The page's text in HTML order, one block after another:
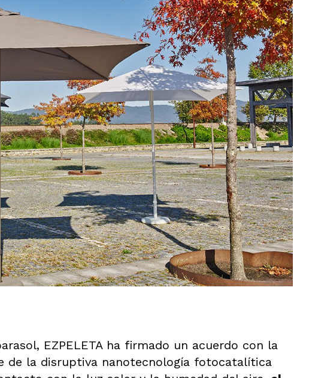
EZPELETA ha firmado un acuerdo con la
de la disruptiva nanotecnología fotocatalítica